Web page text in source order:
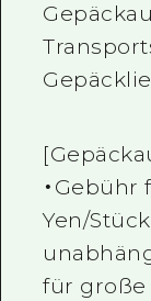
・
Yen/
für große